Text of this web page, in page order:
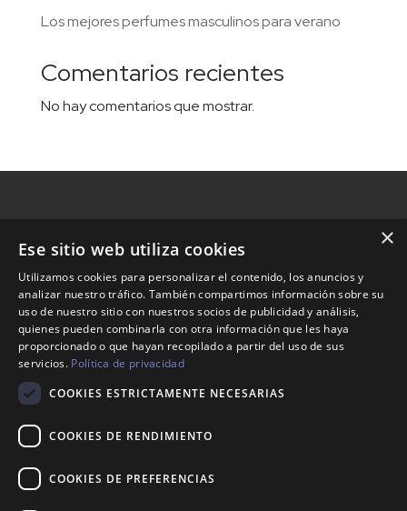
Los mejores perfumes masculinos para verano
Comentarios recientes
No hay comentarios que mostrar.
Nosotros
Tienda
Contacto
Política de devoluciones
×
Ese sitio web utiliza cookies
Utilizamos cookies para personalizar el contenido, los anuncios y
analizar nuestro tráfico. También compartimos información sobre su
uso de nuestro sitio con nuestros socios de publicidad y análisis,
quienes pueden combinarla con otra información que les haya
proporcionado o que hayan recopilado a partir del uso de sus
servicios. Política de privacidad
COOKIES ESTRICTAMENTE NECESARIAS
COOKIES DE RENDIMIENTO
COOKIES DE PREFERENCIAS